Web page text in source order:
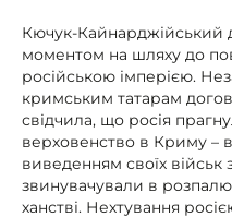
Кючук-Кайнарджійський
моментом на шляху до
російською імперією.
кримським татарам
свідчила, що росія
верховенство в Криму –
виведенням своїх військ
звинувачували в
ханстві. Нехтування